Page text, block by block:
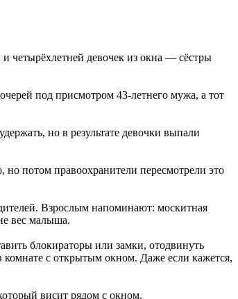
четырёхлетней девочек из окна — сёстры
под присмотром 43-летнего мужа, а тот
но в результате девочки выпали
потом правоохранители пересмотрели это
Взрослым напоминают: москитная
вес малыша.
блокираторы или замки, отодвинуть
комнате с открытым окном. Даже если кажется,
висит рядом с окном.